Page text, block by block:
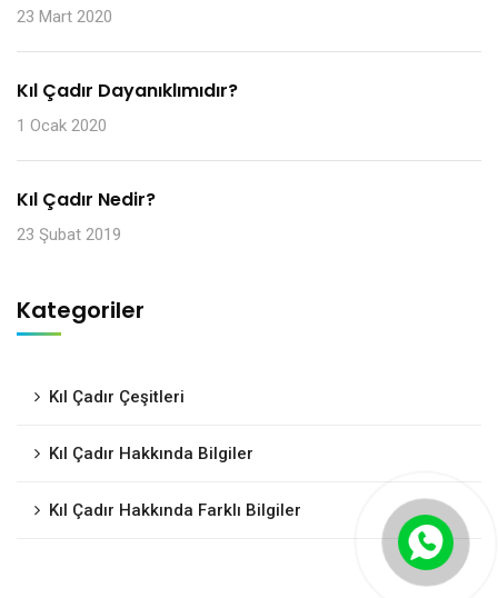
23 Mart 2020
Kıl Çadır Dayanıklımıdır?
1 Ocak 2020
Kıl Çadır Nedir?
23 Şubat 2019
Kategoriler
Kıl Çadır Çeşitleri
Kıl Çadır Hakkında Bilgiler
Kıl Çadır Hakkında Farklı Bilgiler